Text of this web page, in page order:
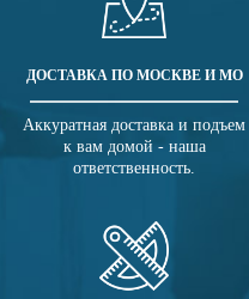
ДОСТАВКА ПО МОСКВЕ И МО
Аккуратная доставка и подъем
к вам домой - наша
ответственность.